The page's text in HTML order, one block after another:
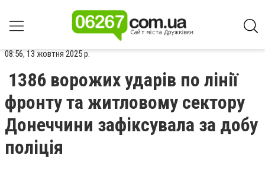
08:56, 13 жовтня 2025 р.
1386 ворожих ударів по лінії
фронту та житловому сектору
Донеччини зафіксувала за добу
поліція